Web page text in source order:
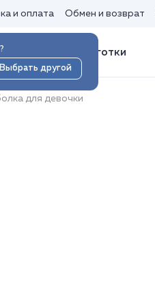
?
Выбрать другой
и оплата Обмен и возврат
Носки и колготки
для девочки